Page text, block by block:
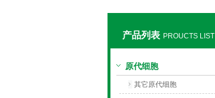
产品列表 PROUCTS LIST
原代细胞
其它原代细胞